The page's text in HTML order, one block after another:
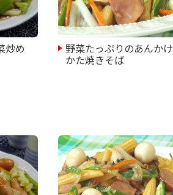
炒め 野菜たっぷりのあんかけ
かた焼きそば